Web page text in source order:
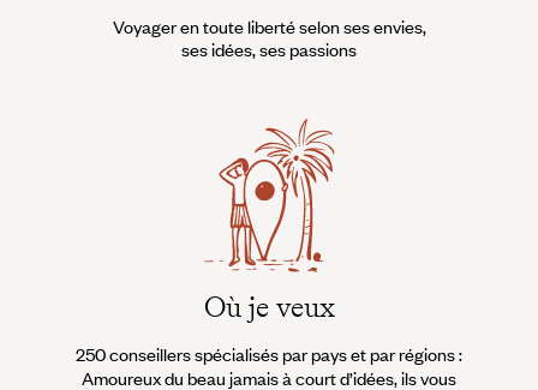
Voyager en toute liberté selon ses envies,
ses idées, ses passions
Où je veux
250 conseillers spécialisés par pays et par régions :
Amoureux du beau jamais à court d’idées, ils vous